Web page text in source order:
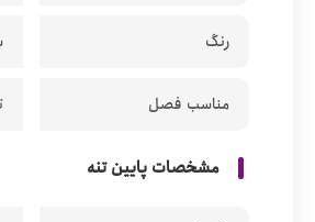
رنگ
مناسب فصل
مشخصات پایین تنه